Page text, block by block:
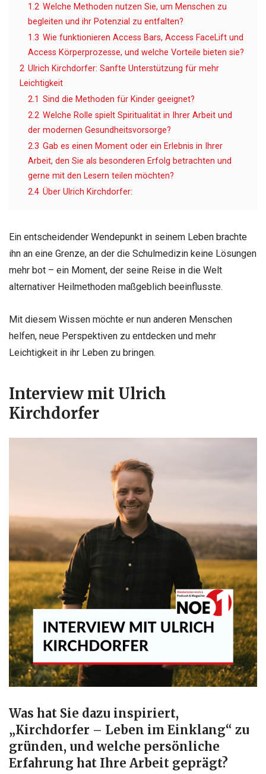
1.2 Welche Methoden nutzen Sie, um Menschen zu
begleiten und ihr Potenzial zu entfalten?
1.3 Wie funktionieren Access Bars, Access FaceLift und
Access Körperprozesse, und welche Vorteile bieten sie?
2 Ulrich Kirchdorfer: Sanfte Unterstützung für mehr
Leichtigkeit
2.1 Sind die Methoden für Kinder geeignet?
2.2 Welche Rolle spielt Spiritualität in Ihrer Arbeit und
der modernen Gesundheitsvorsorge?
2.3 Gab es einen Moment oder ein Erlebnis in Ihrer
Arbeit, den Sie als besonderen Erfolg betrachten und
gerne mit den Lesern teilen möchten?
2.4 Über Ulrich Kirchdorfer:
Ein entscheidender Wendepunkt in seinem Leben brachte
ihn an eine Grenze, an der die Schulmedizin keine Lösungen
mehr bot – ein Moment, der seine Reise in die Welt
alternativer Heilmethoden maßgeblich beeinflusste.
Mit diesem Wissen möchte er nun anderen Menschen
helfen, neue Perspektiven zu entdecken und mehr
Leichtigkeit in ihr Leben zu bringen.
Interview mit Ulrich
Kirchdorfer
Was hat Sie dazu inspiriert,
„Kirchdorfer – Leben im Einklang“ zu
gründen, und welche persönliche
Erfahrung hat Ihre Arbeit geprägt?